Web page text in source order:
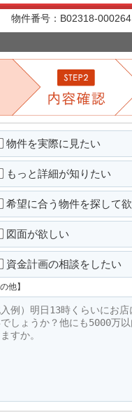
物件番号：B02318-000264
物件を実際に見たい
もっと詳細が知りたい
希望に合う物件を探して
図面が欲しい
資金計画の相談をしたい
他】